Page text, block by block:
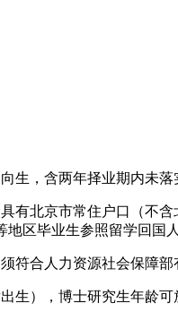
生，含两年择业期内未
有北京市常住户口（不
区毕业生参照留学回国
符合人力资源社会保障部
生），博士研究生年龄可